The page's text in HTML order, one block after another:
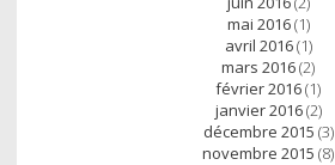
mai 2016(1)
avril 2016(1)
mars 2016(2)
février 2016(1)
janvier 2016(2)
décembre 2015 (3)
novembre 2015 (8)